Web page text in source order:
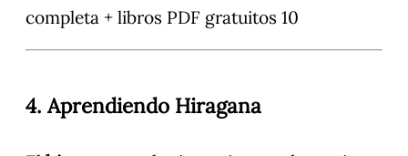
completa + libros PDF gratuitos 10
4. Aprendiendo Hiragana